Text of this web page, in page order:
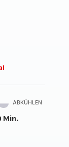
ABKÜHLEN
Min.